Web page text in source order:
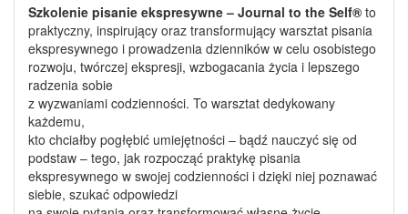
Szkolenie pisanie ekspresywne – Journal to the Self® to
praktyczny, inspirujący oraz transformujący warsztat pisania
ekspresywnego i prowadzenia dzienników w celu osobistego
rozwoju, twórczej ekspresji, wzbogacania życia i lepszego
radzenia sobie
z wyzwaniami codzienności. To warsztat dedykowany
każdemu,
kto chciałby pogłębić umiejętności – bądź nauczyć się od
podstaw – tego, jak rozpocząć praktykę pisania
ekspresywnego w swojej codzienności i dzięki niej poznawać
siebie, szukać odpowiedzi